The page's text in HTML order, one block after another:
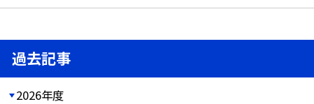
過去記事
2026年度